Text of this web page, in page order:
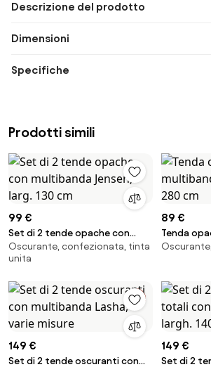
Descrizione del prodotto
Dimensioni
Specifiche
Prodotti simili
99 €
Set di 2 tende opache con
multibanda Jensen, larg. 130 cm
Oscurante, confezionata, tinta
unita
89 €
Tenda
Jensen,
149 €
Set di 2 tende oscuranti con
149 €
Set di 2